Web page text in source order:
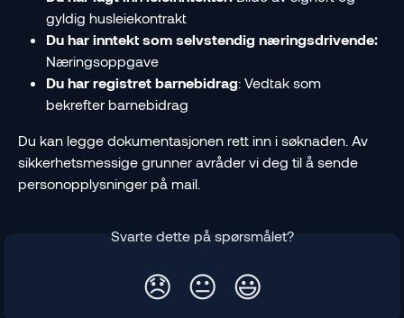
gyldig husleiekontrakt
Du har inntekt som selvstendig næringsdrivende:
Næringsoppgave
Du har registret barnebidrag: Vedtak som
bekrefter barnebidrag
Du kan legge dokumentasjonen rett inn i søknaden. Av
sikkerhetsmessige grunner avråder vi deg til å sende
personopplysninger på mail.
Svarte dette på spørsmålet?
😞 😐 😃